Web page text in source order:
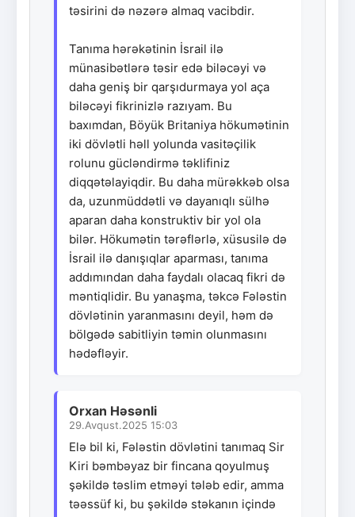
təsirini də nəzərə almaq vacibdir.
Tanıma hərəkətinin İsrail ilə
münasibətlərə təsir edə biləcəyi və
daha geniş bir qarşıdurmaya yol aça
biləcəyi fikrinizlə razıyam. Bu
baxımdan, Böyük Britaniya hökumətinin
iki dövlətli həll yolunda vasitəçilik
rolunu gücləndirmə təklifiniz
diqqətəlayiqdir. Bu daha mürəkkəb olsa
da, uzunmüddətli və dayanıqlı sülhə
aparan daha konstruktiv bir yol ola
bilər. Hökumətin tərəflərlə, xüsusilə də
İsrail ilə danışıqlar aparması, tanıma
addımından daha faydalı olacaq fikri də
məntiqlidir. Bu yanaşma, təkcə Fələstin
dövlətinin yaranmasını deyil, həm də
bölgədə sabitliyin təmin olunmasını
hədəfləyir.
Orxan Həsənli
29.Avqust.2025 15:03
Elə bil ki, Fələstin dövlətini tanımaq Sir
Kiri bəmbəyaz bir fincana qoyulmuş
şəkildə təslim etməyi tələb edir, amma
təəssüf ki, bu şəkildə stəkanın içində